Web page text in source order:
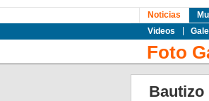
Noticias
Videos
Foto
Bautizo